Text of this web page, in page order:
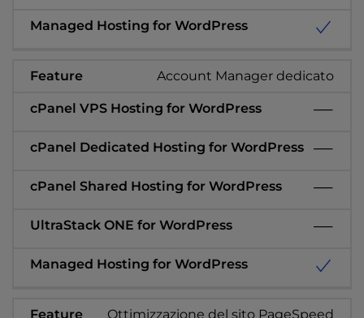
Account Manager dedicato
Ottimizzazione del sito PageSpeed